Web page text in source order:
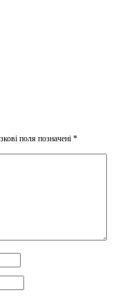
поля позначені *